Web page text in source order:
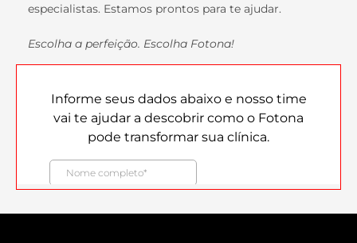
especialistas. Estamos prontos para te ajudar.
Escolha a perfeição. Escolha Fotona!